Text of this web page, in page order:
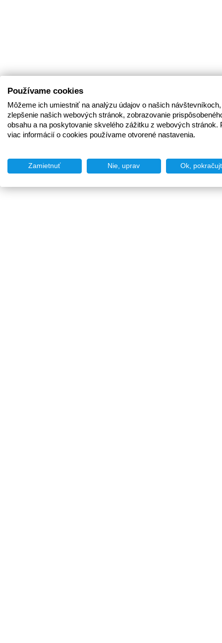
Používame cookies
Môžeme ich umiestniť na analýzu údajov o našich
zlepšenie našich webových stránok, zobrazovanie
obsahu a na poskytovanie skvelého zážitku z webových stránok.
viac informácií o cookies používame otvorené nastavenia.
Zamietnuť Nie, uprav Ok,